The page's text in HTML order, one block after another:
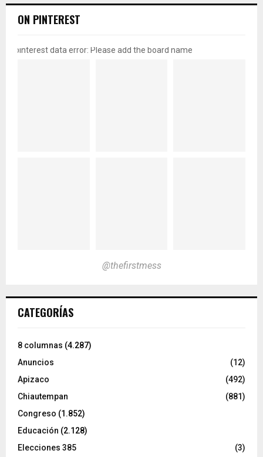
ON PINTEREST
pinterest data error: Please add the board name
@thefirstmess
CATEGORÍAS
8 columnas (4.287)
Anuncios
(12)
Apizaco
(492)
Chiautempan
(881)
Congreso (1.852)
Educación (2.128)
Elecciones 385
(3)